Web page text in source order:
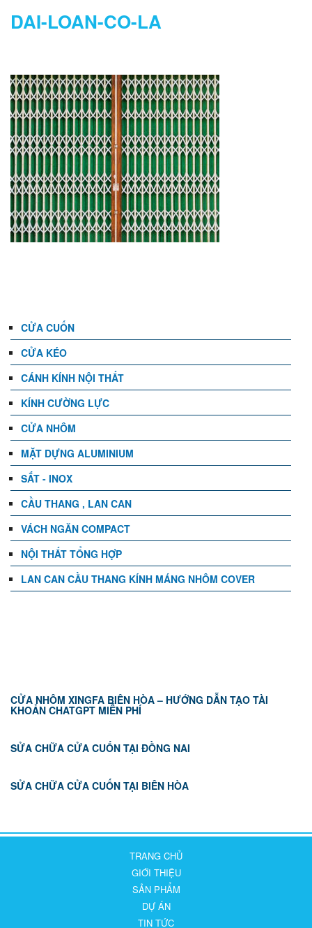
DAI-LOAN-CO-LA
CỬA CUỐN
CỬA KÉO
CÁNH KÍNH NỘI THẤT
KÍNH CƯỜNG LỰC
CỬA NHÔM
MẶT DỰNG ALUMINIUM
SẮT - INOX
CẦU THANG , LAN CAN
VÁCH NGĂN COMPACT
NỘI THẤT TỔNG HỢP
LAN CAN CẦU THANG KÍNH MÁNG NHÔM COVER
CỬA NHÔM XINGFA BIÊN HÒA – HƯỚNG DẪN TẠO TÀI
KHOẢN CHATGPT MIỄN PHÍ
SỬA CHỮA CỬA CUỐN TẠI ĐỒNG NAI
SỬA CHỮA CỬA CUỐN TẠI BIÊN HÒA
TRANG CHỦ
GIỚI THIỆU
SẢN PHẨM
DỰ ÁN
TIN TỨC